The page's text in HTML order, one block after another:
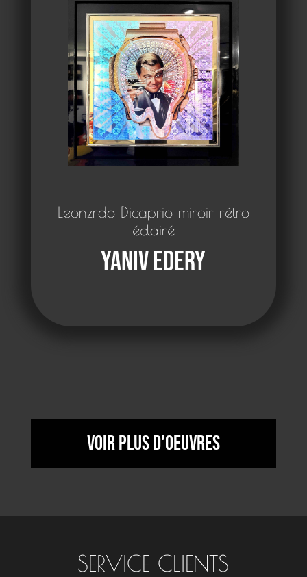
Leonzrdo Dicaprio miroir rétro
éclairé
Yaniv Edery
Voir plus d'oeuvres
SERVICE CLIENTS